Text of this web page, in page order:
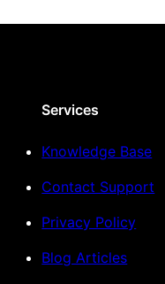
Services
Knowledge Base
Contact Support
Privacy Policy
Blog Articles